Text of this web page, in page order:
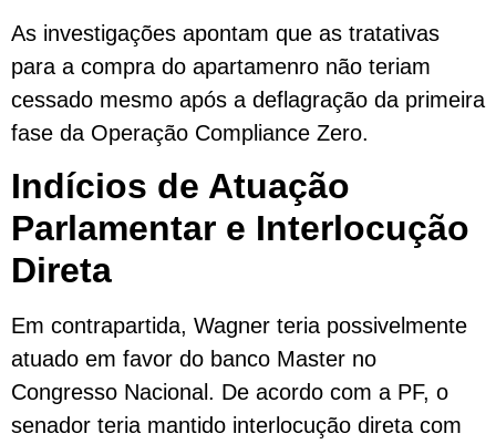
As investigações apontam que as tratativas
para a compra do apartamenro não teriam
cessado mesmo após a deflagração da primeira
fase da Operação Compliance Zero.
Indícios de Atuação
Parlamentar e Interlocução
Direta
Em contrapartida, Wagner teria possivelmente
atuado em favor do banco Master no
Congresso Nacional. De acordo com a PF, o
senador teria mantido interlocução direta com